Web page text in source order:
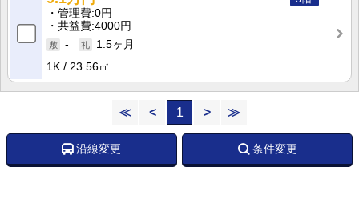
管理費 0円
共益費 4000円
-
1.5ヶ月
1K
23.56㎡
≪ < 1 > ≫
沿線変更 条件変更